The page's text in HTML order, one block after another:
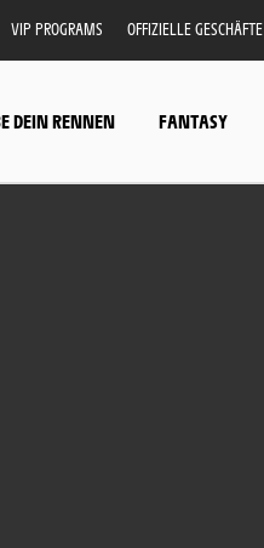
VIP PROGRAMS OFFIZIELLE GESCHÄFTE
DEIN RENNEN FANTASY